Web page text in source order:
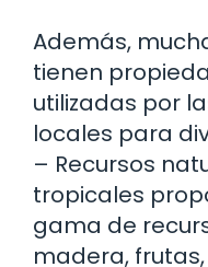
Además,
tienen
utilizadas por
locales para
– Recursos
tropicales
gama de
madera,